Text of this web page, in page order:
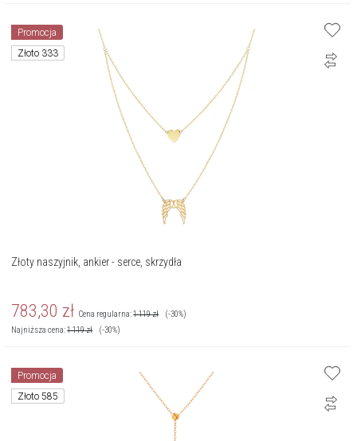
Promocja
Złoto 333
Złoty naszyjnik, ankier - serce, skrzydła
783,30 zł Cena regularna:1 119zł
(-30%)
Najniższa cena:1 119zł (-30%)
Promocja
Złoto 585